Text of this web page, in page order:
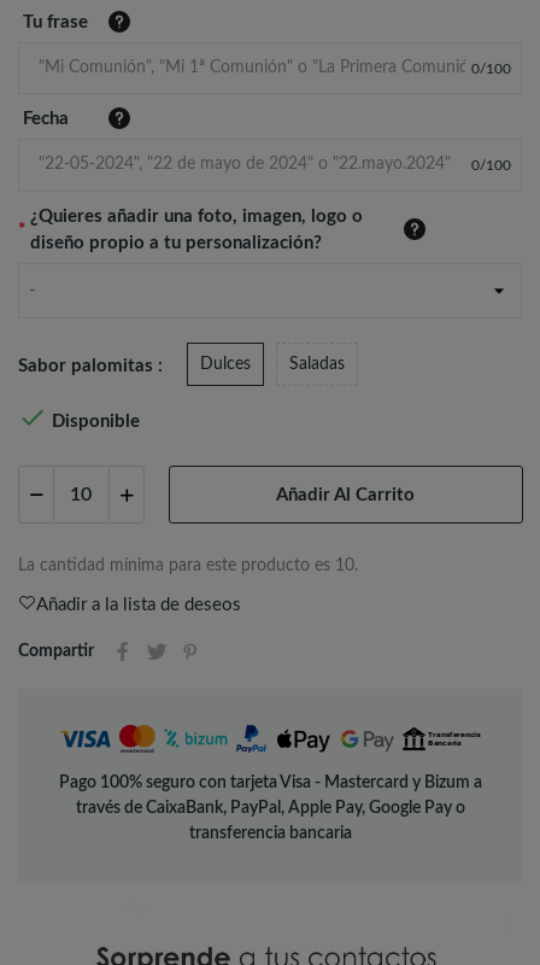
Tu frase
0/100
Fecha
0/100
*
¿Quieres añadir una foto, imagen, logo o
diseño propio a tu personalización?
-
Sabor palomitas : Dulces Saladas
 Disponible
Añadir Al Carrito
La cantidad mínima para este producto es 10.
Añadir a la lista de deseos
Compartir
Pago 100% seguro con tarjeta Visa - Mastercard y Bizum a
través de CaixaBank, PayPal, Apple Pay, Google Pay o
transferencia bancaria